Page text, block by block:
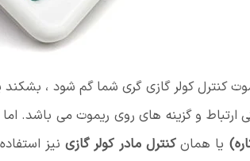
کنترل کولر گازی گری شما گم شود ، بشکند
ارتباط و گزینه های روی ریموت می باشد. اما
یا همانکنترل مادر کولر گازی نیز